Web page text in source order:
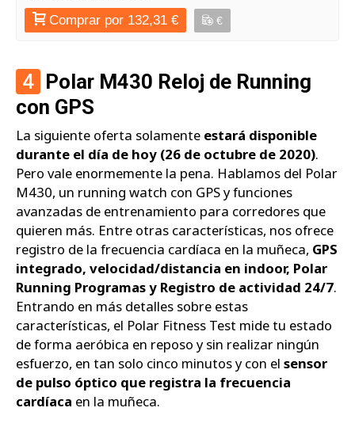
Comprar por 132,31 € €
4 Polar M430 Reloj de Running
con GPS
La siguiente oferta solamente estará disponible
durante el día de hoy (26 de octubre de 2020).
Pero vale enormemente la pena. Hablamos del Polar
M430, un running watch con GPS y funciones
avanzadas de entrenamiento para corredores que
quieren más. Entre otras características, nos ofrece
registro de la frecuencia cardíaca en la muñeca, GPS
integrado, velocidad/distancia en indoor, Polar
Running Programas y Registro de actividad 24/7.
Entrando en más detalles sobre estas
características, el Polar Fitness Test mide tu estado
de forma aeróbica en reposo y sin realizar ningún
esfuerzo, en tan solo cinco minutos y con el sensor
de pulso óptico que registra la frecuencia
cardíaca en la muñeca.